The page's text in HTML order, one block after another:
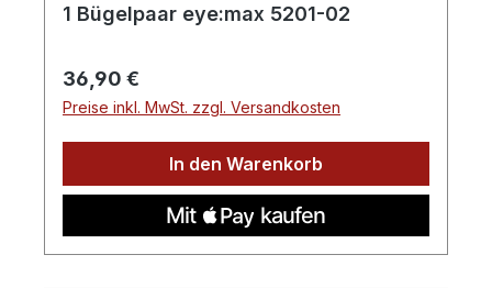
1 Bügelpaar eye:max 5201-02
Regulärer Preis:
36,90 €
Preise inkl. MwSt. zzgl. Versandkosten
In den Warenkorb